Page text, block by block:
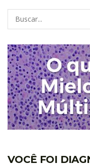
Pesquisar
VOCÊ FOI